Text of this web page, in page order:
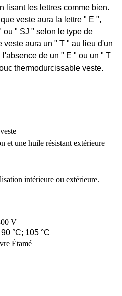
lisant les lettres comme bien.
veste aura la lettre " E ",
ou " SJ " selon le type de
veste aura un " T " au lieu d'un
de un " E " ou un " T
thermodurcissable veste.
et une huile résistant extérieure
intérieure ou extérieure.
V
°C; 105 °C
Étamé